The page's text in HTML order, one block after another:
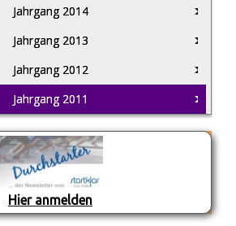
Jahrgang 2014
Jahrgang 2013
Jahrgang 2012
Jahrgang 2011
Hier anmelden